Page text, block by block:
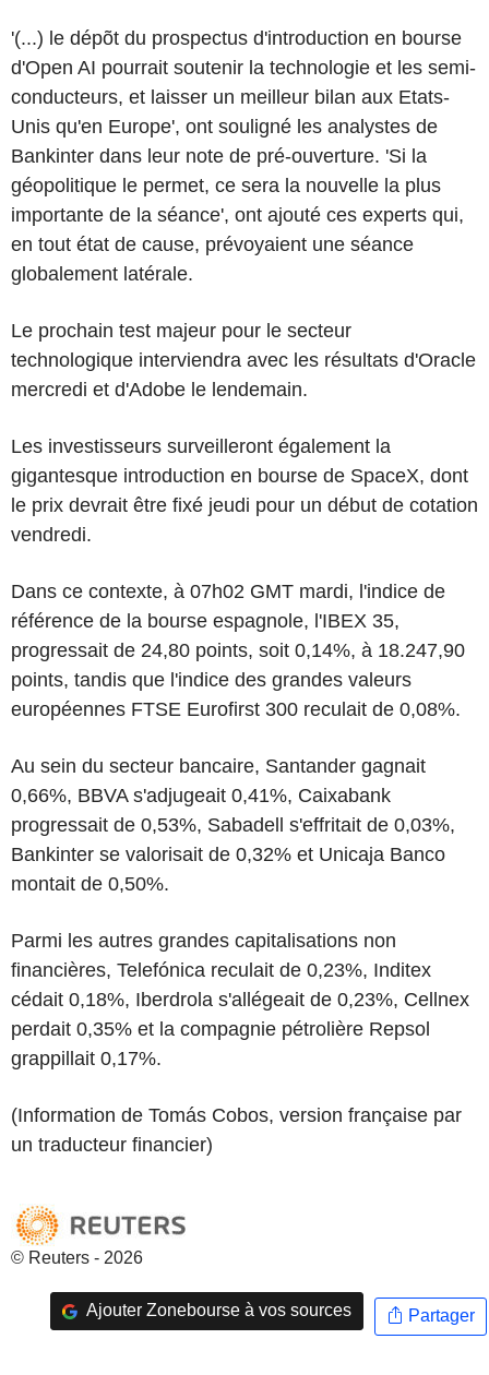
'(...) le dépõt du prospectus d'introduction en bourse
d'Open AI pourrait soutenir la technologie et les semi-
conducteurs, et laisser un meilleur bilan aux Etats-
Unis qu'en Europe', ont souligné les analystes de
Bankinter dans leur note de pré-ouverture. 'Si la
géopolitique le permet, ce sera la nouvelle la plus
importante de la séance', ont ajouté ces experts qui,
en tout état de cause, prévoyaient une séance
globalement latérale.
Le prochain test majeur pour le secteur
technologique interviendra avec les résultats d'Oracle
mercredi et d'Adobe le lendemain.
Les investisseurs surveilleront également la
gigantesque introduction en bourse de SpaceX, dont
le prix devrait être fixé jeudi pour un début de cotation
vendredi.
Dans ce contexte, à 07h02 GMT mardi, l'indice de
référence de la bourse espagnole, l'IBEX 35,
progressait de 24,80 points, soit 0,14%, à 18.247,90
points, tandis que l'indice des grandes valeurs
européennes FTSE Eurofirst 300 reculait de 0,08%.
Au sein du secteur bancaire, Santander gagnait
0,66%, BBVA s'adjugeait 0,41%, Caixabank
progressait de 0,53%, Sabadell s'effritait de 0,03%,
Bankinter se valorisait de 0,32% et Unicaja Banco
montait de 0,50%.
Parmi les autres grandes capitalisations non
financières, Telefónica reculait de 0,23%, Inditex
cédait 0,18%, Iberdrola s'allégeait de 0,23%, Cellnex
perdait 0,35% et la compagnie pétrolière Repsol
grappillait 0,17%.
(Information de Tomás Cobos, version française par
un traducteur financier)
© Reuters - 2026
Ajouter Zonebourse à vos sources Partager